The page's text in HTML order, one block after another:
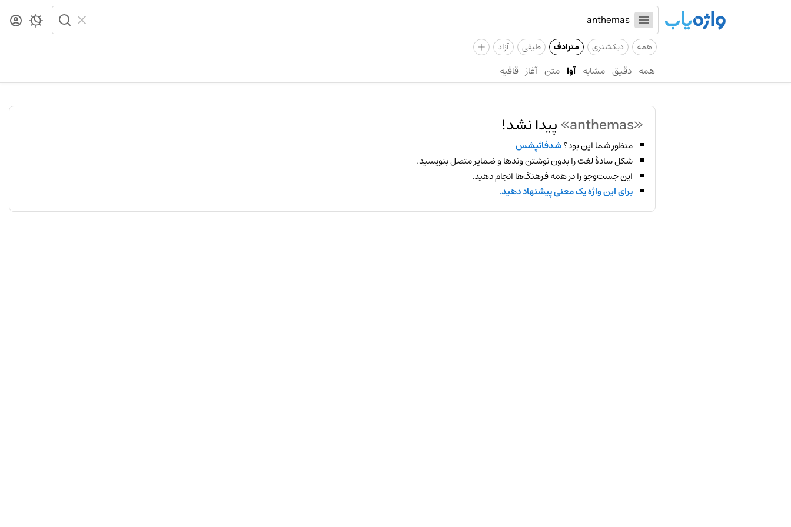
همه دیکشنری مترادف طیفی آزاد +
همه دقیق مشابه آوا متن آغاز قافیه
«anthemas» پیدا نشد!
منظور شما این بود؟شدفاثپشس
شکل سادهٔ لغت را بدون نوشتن وندها و ضمایر متصل بنویسید.
این جست‌وجو را در همه فرهنگ‌ها انجام دهید.
برای این واژه یک معنی پیشنهاد دهید.